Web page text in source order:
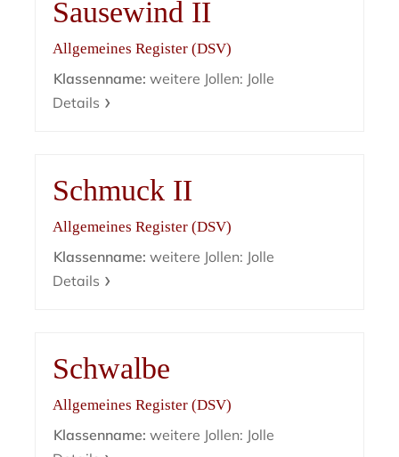
Sausewind II
Allgemeines Register (DSV)
Klassenname: weitere Jollen: Jolle
Details
Schmuck II
Allgemeines Register (DSV)
Klassenname: weitere Jollen: Jolle
Details
Schwalbe
Allgemeines Register (DSV)
Klassenname: weitere Jollen: Jolle